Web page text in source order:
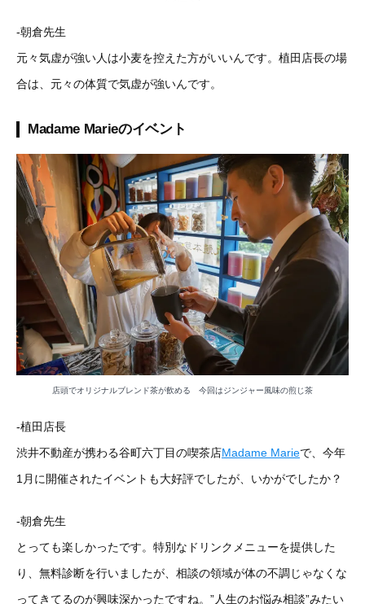
-朝倉先生
元々気虚が強い人は小麦を控えた方がいいんです。植田店長の場
合は、元々の体質で気虚が強いんです。
Madame Marieのイベント
店頭でオリジナルブレンド茶が飲める 今回はジンジャー風味の煎じ茶
-植田店長
渋井不動産が携わる谷町六丁目の喫茶店Madame Marieで、今年
1月に開催されたイベントも大好評でしたが、いかがでしたか？
-朝倉先生
とっても楽しかったです。特別なドリンクメニューを提供した
り、無料診断を行いましたが、相談の領域が体の不調じゃなくな
ってきてるのが興味深かったですね。”人生のお悩み相談”みたい